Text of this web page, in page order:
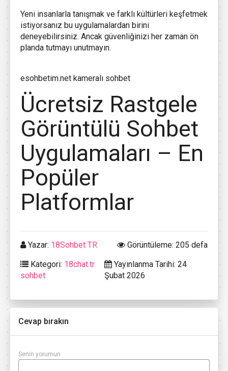
Yeni insanlarla tanışmak ve farklı kültürleri keşfetmek
istiyorsanız bu uygulamalardan birini
deneyebilirsiniz. Ancak güvenliğinizi her zaman ön
planda tutmayı unutmayın.
esohbetim.net kameralı sohbet
Ücretsiz Rastgele
Görüntülü Sohbet
Uygulamaları – En
Popüler
Platformlar
Yazar: 18Sohbet TR
Görüntüleme: 205 defa
Kategori: 18chat.tr
sohbet
Yayınlanma Tarihi: 24
Şubat 2026
Cevap bırakın
Senin yorumun